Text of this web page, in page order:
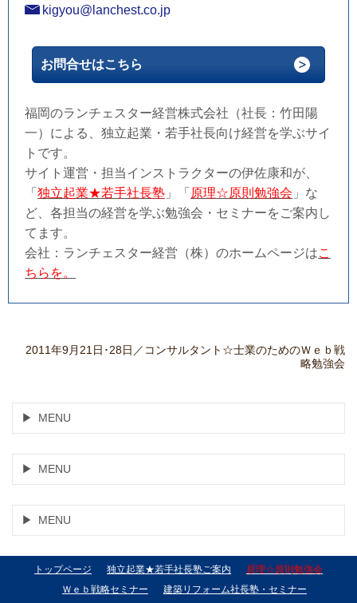
kigyou@lanchest.co.jp
お問合せはこちら
福岡のランチェスター経営株式会社（社長：竹田陽
一）による、独立起業・若手社長向け経営を学ぶサイ
トです。
サイト運営・担当インストラクターの伊佐康和が、
「 独立起業★若手社長塾 」「 原理☆原則勉強会 」な
ど、各担当の経営を学ぶ勉強会・セミナーをご案内し
てます。
会社：ランチェスター経営（株）のホームページはこ
ちらを。
2011年9月21日･28日／コンサルタント☆士業のためのＷｅｂ戦
略勉強会
MENU
MENU
MENU
トップページ 独立起業★若手社長塾ご案内
原理☆原則勉強会
Ｗｅｂ戦略セミナー
建築リフォーム社長塾・セミナー